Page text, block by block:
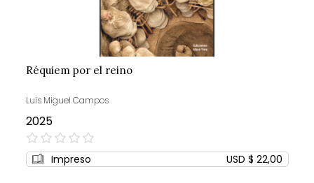
Réquiem por el reino
Luis Miguel Campos
2025
0%
Impreso USD $ 22,00